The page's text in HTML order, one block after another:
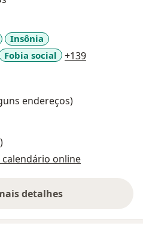
Insônia
Fobia social +139
endereços)
calendário online
detalhes
sobre a experiência